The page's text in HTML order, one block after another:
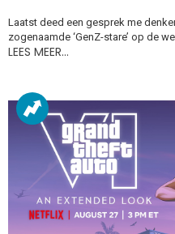
Laatst deed een gesprek me
zogenaamde ‘GenZ-stare’ op de
LEES MEER…